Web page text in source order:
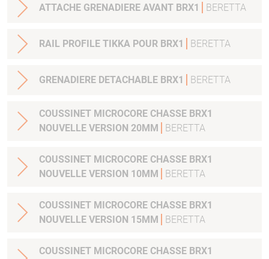
ATTACHE GRENADIERE AVANT BRX1 BERETTA
RAIL PROFILE TIKKA POUR BRX1 BERETTA
GRENADIERE DETACHABLE BRX1 BERETTA
COUSSINET MICROCORE CHASSE BRX1
NOUVELLE VERSION 20MM
BERETTA
COUSSINET MICROCORE CHASSE BRX1
NOUVELLE VERSION 10MM
BERETTA
COUSSINET MICROCORE CHASSE BRX1
NOUVELLE VERSION 15MM
BERETTA
COUSSINET MICROCORE CHASSE BRX1